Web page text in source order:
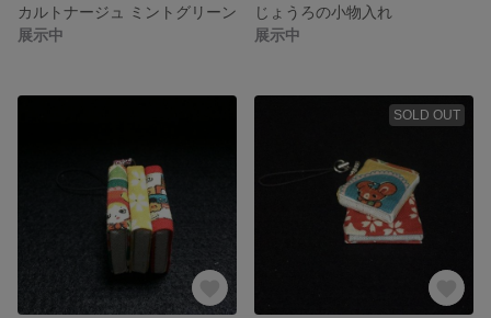
カルトナージュ ミントグリーン
展示中
じょうろの小物入れ
展示中
SOLD OUT